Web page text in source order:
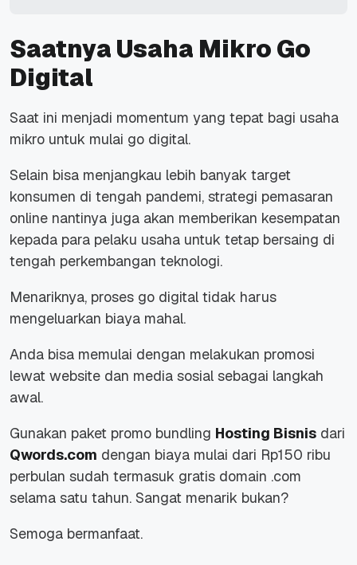
Saatnya Usaha Mikro Go
Digital
Saat ini menjadi momentum yang tepat bagi usaha
mikro untuk mulai go digital.
Selain bisa menjangkau lebih banyak target
konsumen di tengah pandemi, strategi pemasaran
online nantinya juga akan memberikan kesempatan
kepada para pelaku usaha untuk tetap bersaing di
tengah perkembangan teknologi.
Menariknya, proses go digital tidak harus
mengeluarkan biaya mahal.
Anda bisa memulai dengan melakukan promosi
lewat website dan media sosial sebagai langkah
awal.
Gunakan paket promo bundling Hosting Bisnis dari
Qwords.com dengan biaya mulai dari Rp150 ribu
perbulan sudah termasuk gratis domain .com
selama satu tahun. Sangat menarik bukan?
Semoga bermanfaat.